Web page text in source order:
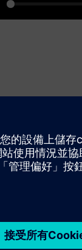
入。讓人工智慧
一次。執行連續實
的決策。使用我